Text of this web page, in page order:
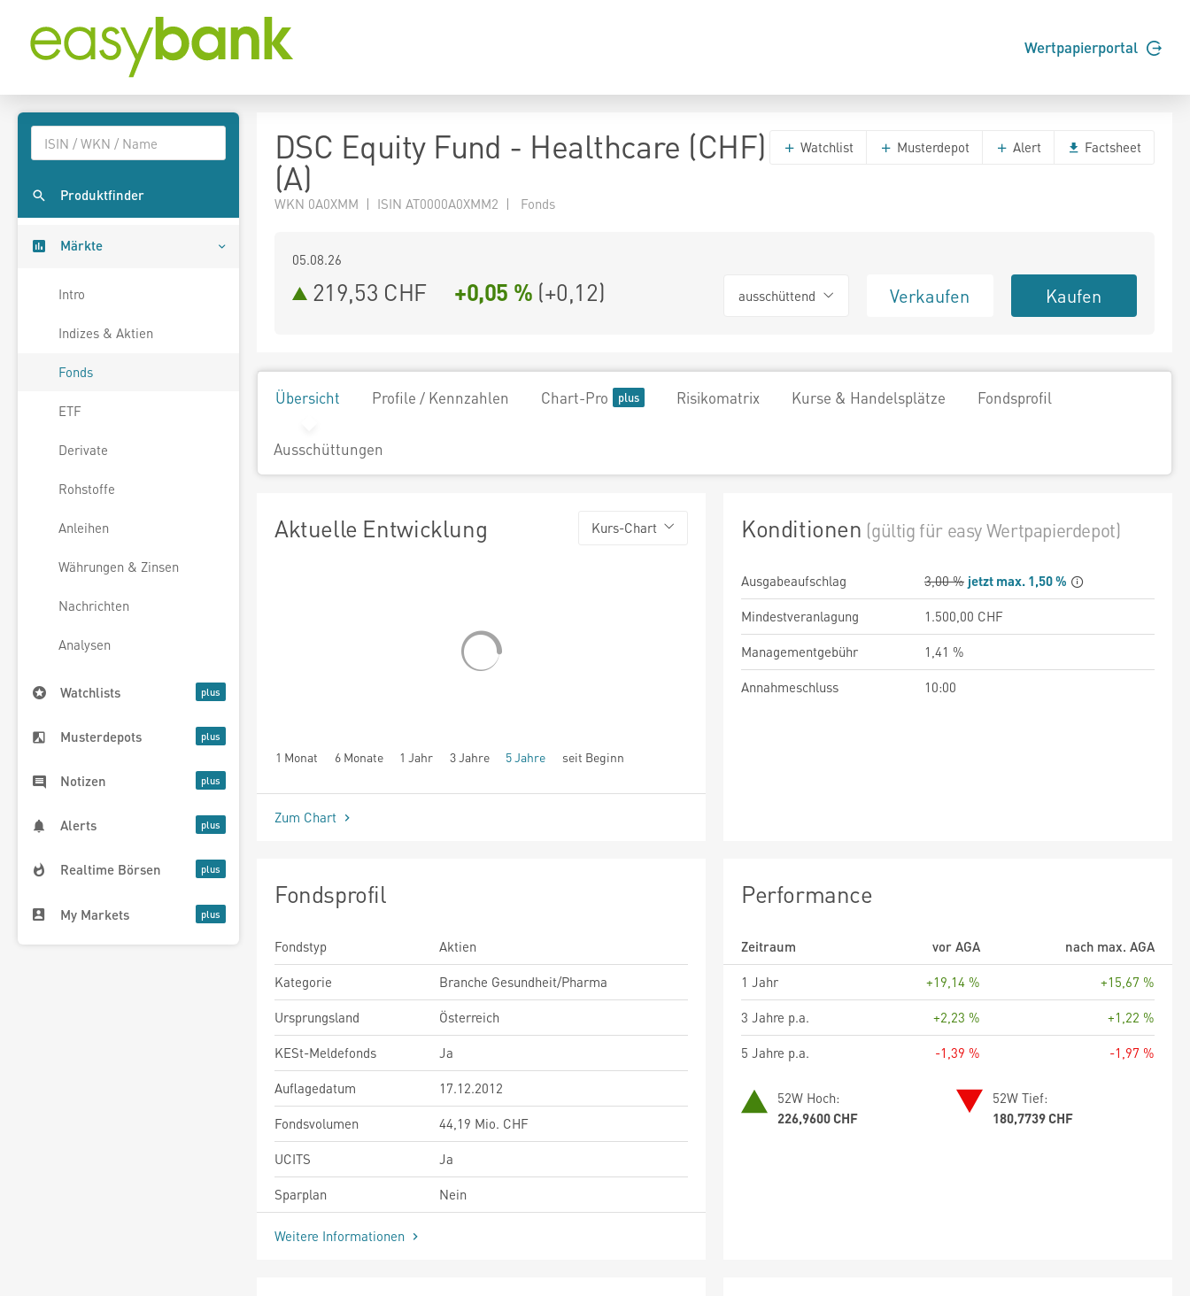
Wertpapierportal
Produktfinder
Märkte
Intro
Indizes & Aktien
Fonds
ETF
Derivate
Rohstoffe
Anleihen
Währungen & Zinsen
Nachrichten
Analysen
Watchlists
Musterdepots
Notizen
Alerts
Realtime Börsen
My Markets
DSC Equity Fund - Healthcare (CHF)
(A)
WKN 0A0XMM | ISIN AT0000A0XMM2 | Fonds
Watchlist Musterdepot Alert Factsheet
05.08.26
219,53 CHF +0,05 % (+0,12) ausschüttend Verkaufen Kaufen
Übersicht Profile / Kennzahlen Chart-Pro Risikomatrix Kurse & Handelsplätze Fondsprofil
Ausschüttungen
Aktuelle Entwicklung Kurs-Chart
1 Monat 6 Monate 1 Jahr 3 Jahre 5 Jahre seit Beginn
Zum Chart
Konditionen (gültig für easy Wertpapierdepot)
Ausgabeaufschlag 3,00 % jetzt max. 1,50 %
Mindestveranlagung
1.500,00 CHF
Managementgebühr
1,41 %
Annahmeschluss
10:00
Fondsprofil
Fondstyp
Aktien
Kategorie
Branche Gesundheit/Pharma
Ursprungsland
Österreich
KESt-Meldefonds
Ja
Auflagedatum
17.12.2012
Fondsvolumen
44,19 Mio. CHF
UCITS
Ja
Sparplan
Nein
Weitere Informationen
Performance
Zeitraum vor AGA
nach max. AGA
1 Jahr
+19,14 %
+15,67 %
3 Jahre p.a.
+2,23 %
+1,22 %
5 Jahre p.a.
-1,39 % -1,97 %
52W Hoch:
226,9600 CHF
52W Tief:
180,7739 CHF